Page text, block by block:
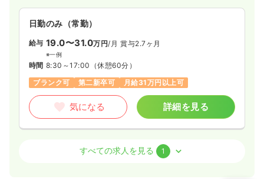
日勤のみ（常勤）
給与 19.0〜31.0万円/月 賞与2.7ヶ月
※一例
時間 8:30～17:00 （休憩60分）
ブランク可
第二新卒可 月給31万円以上可
気になる 詳細を見る
正・准看護師すべての求人を見る 1